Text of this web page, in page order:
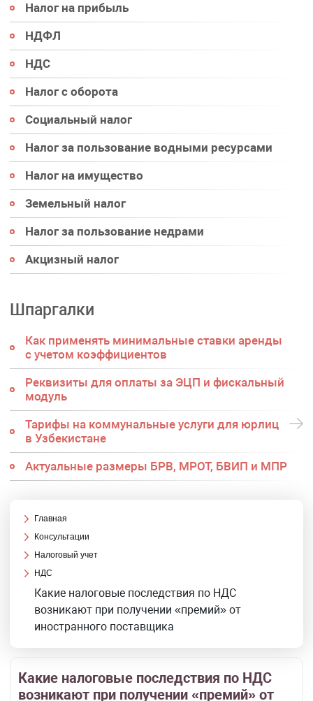
Налог на прибыль
НДФЛ
НДС
Налог с оборота
Социальный налог
Налог за пользование водными ресурсами
Налог на имущество
Земельный налог
Налог за пользование недрами
Акцизный налог
Шпаргалки
Как применять минимальные ставки аренды
с учетом коэффициентов
Реквизиты для оплаты за ЭЦП и фискальный
модуль
Тарифы на коммунальные услуги для юрлиц
в Узбекистане
Актуальные размеры БРВ, МРОТ, БВИП и МПР
Главная
Консультации
Налоговый учет
НДС
Какие налоговые последствия по НДС
возникают при получении «премий» от
иностранного поставщика
Какие налоговые последствия по НДС
возникают при получении «премий» от